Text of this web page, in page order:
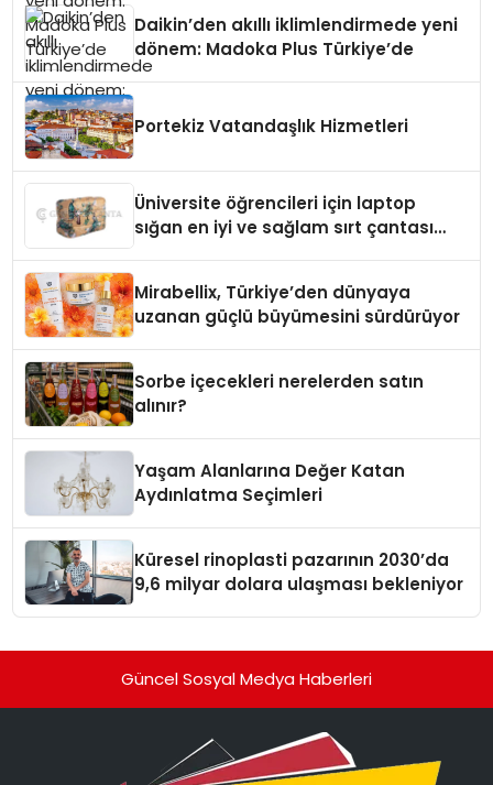
Daikin’den akıllı iklimlendirmede yeni
dönem: Madoka Plus Türkiye’de
Portekiz Vatandaşlık Hizmetleri
Üniversite öğrencileri için laptop
sığan en iyi ve sağlam sırt çantası
Mirabellix, Türkiye’den dünyaya
uzanan güçlü büyümesini sürdürüyor
Sorbe içecekleri nerelerden satın
alınır?
Yaşam Alanlarına Değer Katan
Aydınlatma Seçimleri
Küresel rinoplasti pazarının 2030’da
9,6 milyar dolara ulaşması bekleniyor
Güncel Sosyal Medya Haberleri